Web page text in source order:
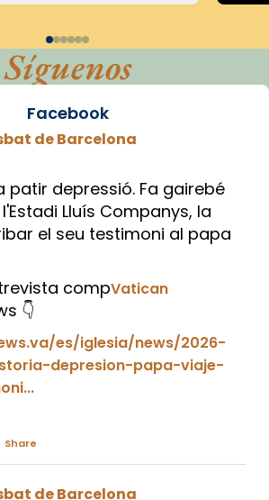
Síguenos
Facebook
de Barcelona
patir depressió. Fa gairebé
Lluís Companys, la
el seu testimoni al papa
compVatican
👇
es/iglesia/news/2026-
depresion-papa-viaje-
Share
de Barcelona